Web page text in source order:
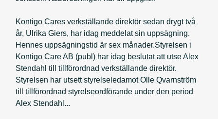
Kontigo Cares verkställande direktör sedan drygt två
år, Ulrika Giers, har idag meddelat sin uppsägning.
Hennes uppsägningstid är sex månader.Styrelsen i
Kontigo Care AB (publ) har idag beslutat att utse Alex
Stendahl till tillförordnad verkställande direktör.
Styrelsen har utsett styrelseledamot Olle Qvarnström
till tillförordnad styrelseordförande under den period
Alex Stendahl...